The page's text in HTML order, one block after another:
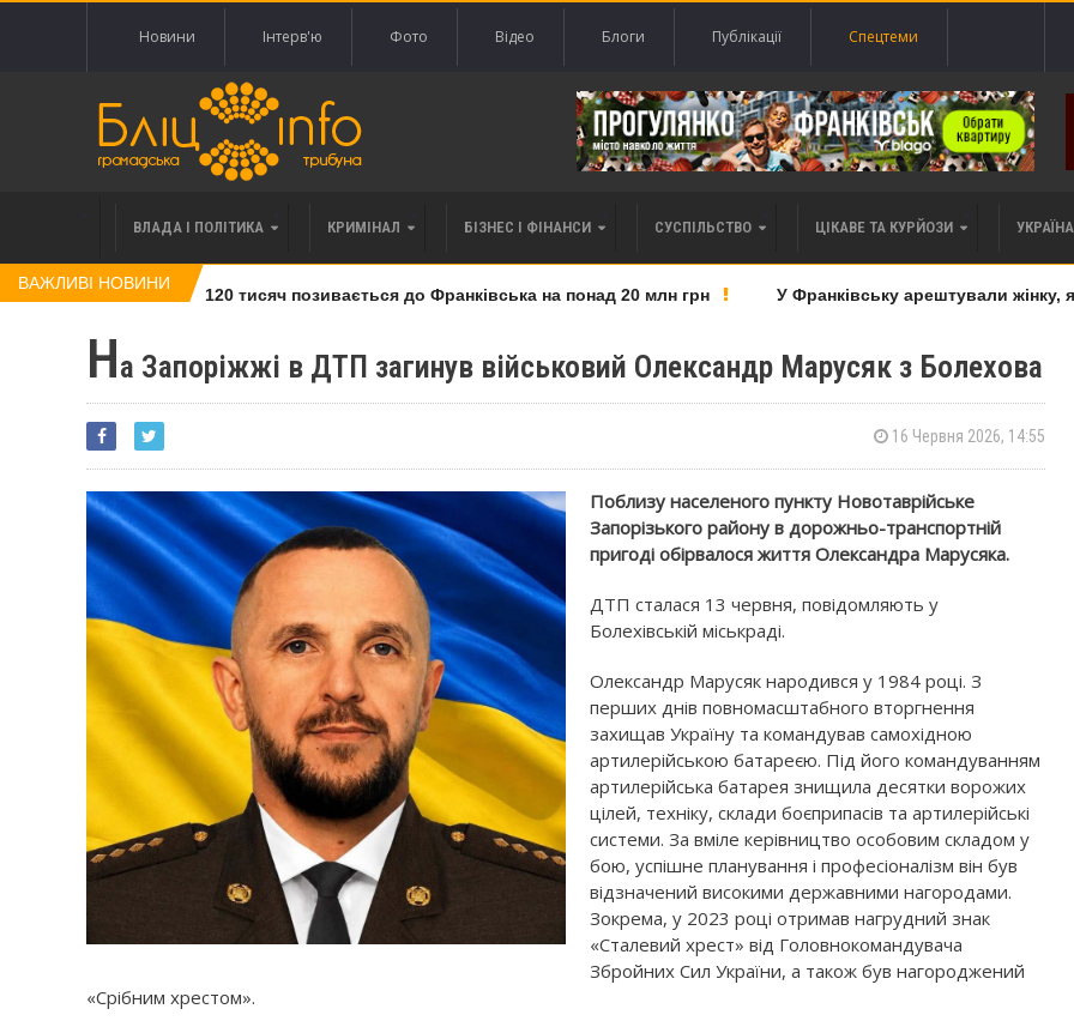
Новини Інтерв'ю Фото Відео Блоги Публікації Спецтеми
ВЛАДА І ПОЛІТИКА КРИМІНАЛ БІЗНЕС І ФІНАНСИ СУСПІЛЬСТВО ЦІКАВЕ ТА КУРЙОЗИ
ВАЖЛИВІ НОВИНИ
права вимоги за 120 тисяч позивається до Франківська на понад 20 млн грн У Франківську арештували жінку,
На Запоріжжі в ДТП загинув військовий Олександр Марусяк з Болехова
16 Червня 2026, 14:55
Поблизу населеного пункту Новотаврійське
Запорізького району в дорожньо-транспортній
пригоді обірвалося життя Олександра Марусяка.
ДТП сталася 13 червня, повідомляють у
Болехівській міськраді.
Олександр Марусяк народився у 1984 році. З
перших днів повномасштабного вторгнення
захищав Україну та командував самохідною
артилерійською батареєю. Під його командуванням
артилерійська батарея знищила десятки ворожих
цілей, техніку, склади боєприпасів та артилерійські
системи. За вміле керівництво особовим складом у
бою, успішне планування і професіоналізм він був
відзначений високими державними нагородами.
Зокрема, у 2023 році отримав нагрудний знак
«Сталевий хрест» від Головнокомандувача
Збройних Сил України, а також був нагороджений
«Срібним хрестом».